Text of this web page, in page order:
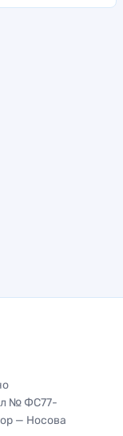
№ ФС77-
— Носова